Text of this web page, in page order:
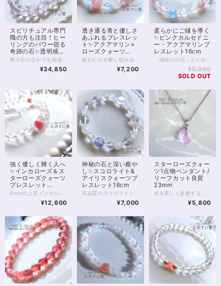
スピリチュアル専門
職の方も注目！ヒー
リングのパワー宿る
奇跡の石✨透明感抜
群4Aclassスコロラ
¥34,850
透き通る青と優しさ
あふれるブレスレッ
ト✨アクアマリン×
ローズクォーツ
15.5cm
¥7,200
柔らかにご縁を導く
✨ピンクカルセドニ
ー・アクアマリンブ
レスレット16cm
¥5,200
SOLD OUT
強く優しく輝く人へ
✨インカローズ＆ス
ターローズクォーツ
ブレスレット
15.5cm
¥12,600
神秘の石と深い癒や
し✨スコロライト&
アイリスクォーツブ
レスレット16cm
¥7,000
スターローズクォー
ツ1点物ペンダント/
リーフカット良質
23mm
¥5,800